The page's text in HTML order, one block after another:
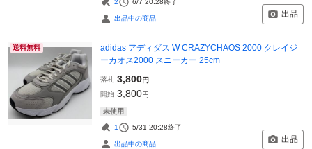
2 6/7 20:28終了
出品中の商品 出品
送料無料
adidas アディダス W CRAZYCHAOS 2000 クレイジ
ーカオス2000 スニーカー 25cm
落札 3,800円
開始 3,800円
未使用
1 5/31 20:28終了
出品中の商品 出品